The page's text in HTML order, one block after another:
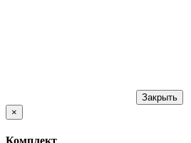
Закрыть
×